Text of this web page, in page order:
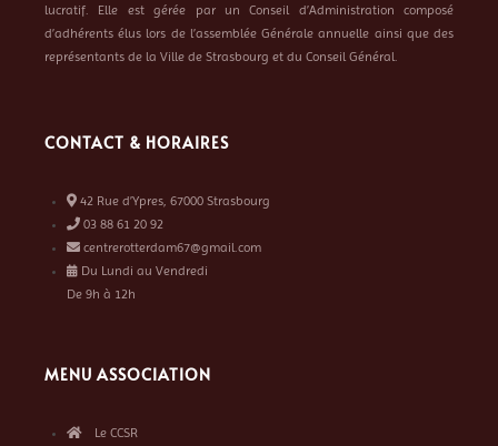
lucratif. Elle est gérée par un Conseil d’Administration composé
d’adhérents élus lors de l’assemblée Générale annuelle ainsi que des
représentants de la Ville de Strasbourg et du Conseil Général.
CONTACT & HORAIRES
42 Rue d’Ypres, 67000 Strasbourg
03 88 61 20 92
centrerotterdam67@gmail.com
Du Lundi au Vendredi
De 9h à 12h
MENU ASSOCIATION
Le CCSR